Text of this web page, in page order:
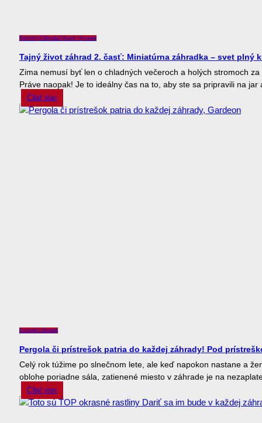
NovinkyZáhradaZdravé bývanie
Tajný život záhrad 2. časť: Miniatúrna záhradka – svet plný
Zima nemusí byť len o chladných večeroch a holých stromoch za
Práve naopak! Je to ideálny čas na to, aby ste sa pripravili na jar
Čítať viac
ExteriérZáhrada
Pergola či prístrešok patria do každej záhrady! Pod
Celý rok túžime po slnečnom lete, ale keď napokon nastane a
oblohe poriadne sála, zatienené miesto v záhrade je na
Čítať viac